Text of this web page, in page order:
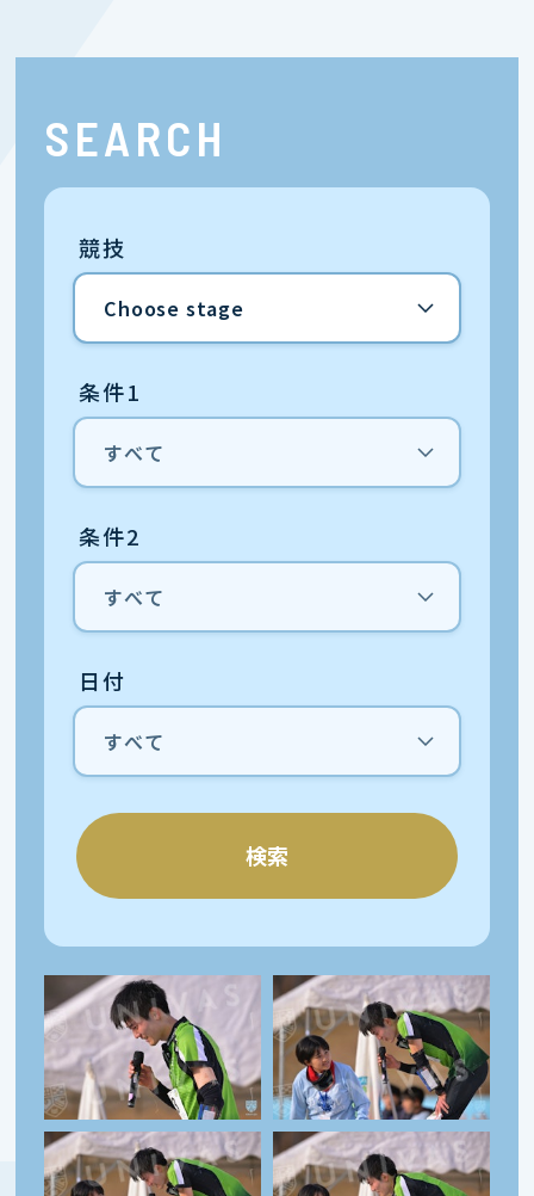
SEARCH
競技
条件1
条件2
日付
検索